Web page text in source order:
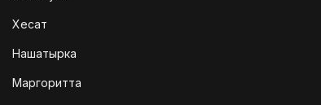
Хесат
Нашатырка
Маргоритта